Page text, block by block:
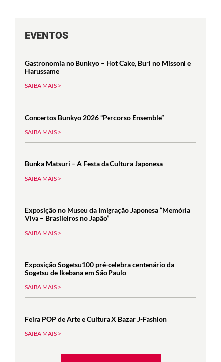
EVENTOS
Gastronomia no Bunkyo – Hot Cake, Buri no Missoni e
Harussame
SAIBA MAIS >
Concertos Bunkyo 2026 “Percorso Ensemble”
SAIBA MAIS >
Bunka Matsuri – A Festa da Cultura Japonesa
SAIBA MAIS >
Exposição no Museu da Imigração Japonesa “Memória
Viva – Brasileiros no Japão”
SAIBA MAIS >
Exposição Sogetsu100 pré-celebra centenário da
Sogetsu de Ikebana em São Paulo
SAIBA MAIS >
Feira POP de Arte e Cultura X Bazar J-Fashion
SAIBA MAIS >